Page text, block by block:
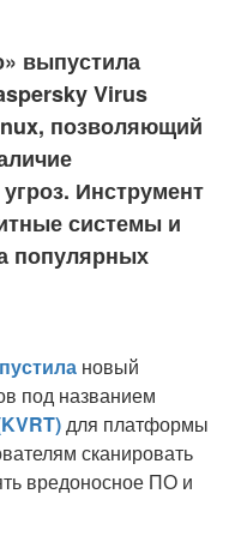
выпустила
Virus
позволяющий
Инструмент
системы и
популярных
новый
под названием
для платформы
сканировать
вредоносное ПО и